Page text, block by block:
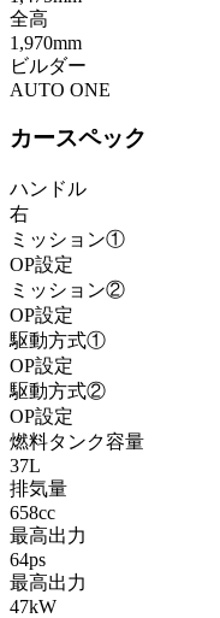
全高
1,970mm
ビルダー
AUTO ONE
カースペック
ハンドル
右
ミッション①
OP設定
ミッション②
OP設定
駆動方式①
OP設定
駆動方式②
OP設定
燃料タンク容量
37L
排気量
658cc
最高出力
64ps
最高出力
47kW